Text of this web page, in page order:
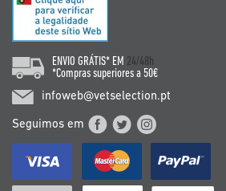
ENVIO GRÁTIS* EM 24/48h
*Compras superiores a 50€
infoweb@vetselection.pt
Seguimos em